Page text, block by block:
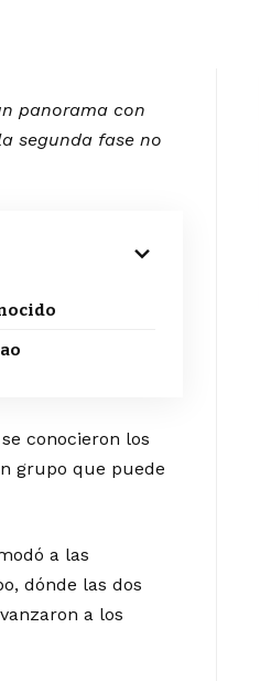
panorama con
segunda fase no
conocieron los
grupo que puede
a las
dónde las dos
a los